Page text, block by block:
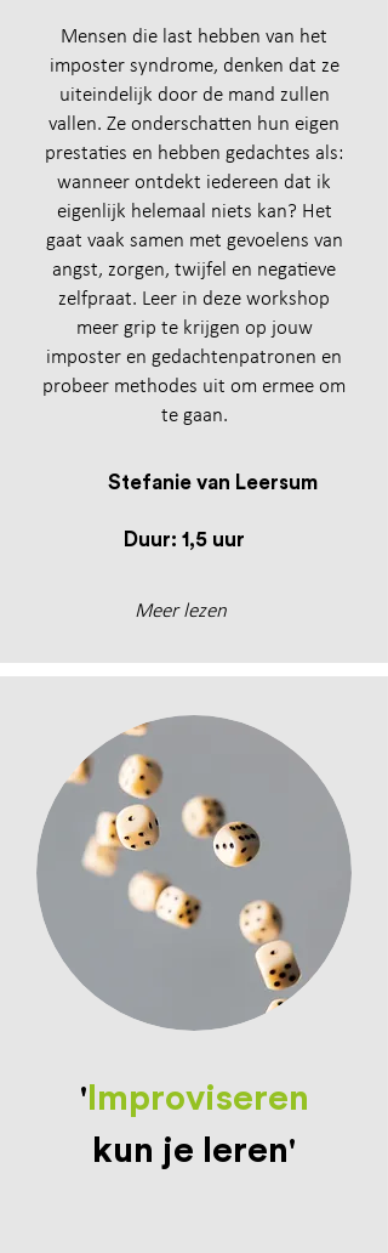
Mensen die last hebben van het
imposter syndrome, denken dat ze
uiteindelijk door de mand zullen
vallen. Ze onderschatten hun eigen
prestaties en hebben gedachtes als:
wanneer ontdekt iedereen dat ik
eigenlijk helemaal niets kan? Het
gaat vaak samen met gevoelens van
angst, zorgen, twijfel en negatieve
zelfpraat. Leer in deze workshop
meer grip te krijgen op jouw
imposter en gedachtenpatronen en
probeer methodes uit om ermee om
te gaan.
Stefanie van Leersum
Duur: 1,5 uur
Meer lezen
' Improviseren
kun je leren'